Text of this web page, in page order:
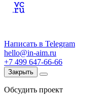
Написать в Telegram
hello@in-aim.ru
+7 499 647-66-66
Закрыть
Обсудить проект